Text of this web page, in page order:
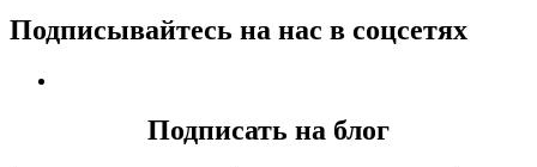
Подписывайтесь на нас в соцсетях
Подписать на блог